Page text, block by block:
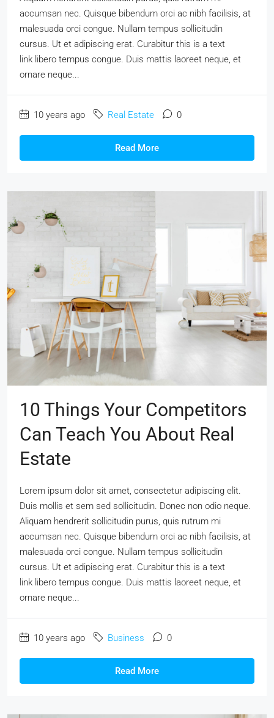
accumsan nec. Quisque bibendum orci ac nibh facilisis, at
malesuada orci congue. Nullam tempus sollicitudin
cursus. Ut et adipiscing erat. Curabitur this is a text
link libero tempus congue. Duis mattis laoreet neque, et
ornare neque...
10 years ago Real Estate 0
Read More
10 Things Your Competitors
Can Teach You About Real
Estate
Lorem ipsum dolor sit amet, consectetur adipiscing elit.
Duis mollis et sem sed sollicitudin. Donec non odio neque.
Aliquam hendrerit sollicitudin purus, quis rutrum mi
accumsan nec. Quisque bibendum orci ac nibh facilisis, at
malesuada orci congue. Nullam tempus sollicitudin
cursus. Ut et adipiscing erat. Curabitur this is a text
link libero tempus congue. Duis mattis laoreet neque, et
ornare neque...
10 years ago Business 0
Read More